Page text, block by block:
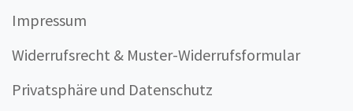
Impressum
Widerrufsrecht & Muster-Widerrufsformular
Privatsphäre und Datenschutz